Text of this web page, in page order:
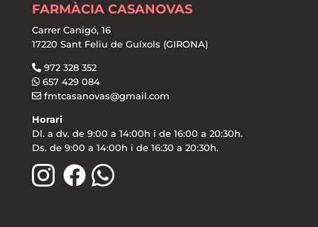
FARMÀCIA CASANOVAS
Carrer Canigó, 16
17220 Sant Feliu de Guíxols (GIRONA)
972 328 352
657 429 084
fmtcasanovas@gmail.com
Horari
Dl. a dv. de 9:00 a 14:00h i de 16:00 a 20:30h.
Ds. de 9:00 a 14:00h i de 16:30 a 20:30h.